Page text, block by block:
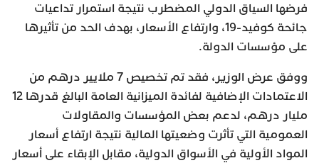
فرضها السياق الدولي المضطرب نتيجة استمرار تداعيات
جائحة كوفيد-19، وارتفاع الأسعار، بهدف الحد من تأثيرها
على مؤسسات الدولة.
ووفق عرض الوزير، فقد تم تخصيص 7 ملايير درهم من
الاعتمادات الإضافية لفائدة الميزانية العامة البالغ قدرها 12
مليار درهم، لدعم بعض المؤسسات والمقاولات
العمومية التي تأثرت وضعيتها المالية نتيجة ارتفاع أسعار
المواد الأولية في الأسواق الدولية، مقابل الإبقاء على أسعار